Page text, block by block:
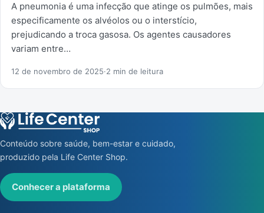
A pneumonia é uma infecção que atinge os pulmões, mais
especificamente os alvéolos ou o interstício,
prejudicando a troca gasosa. Os agentes causadores
variam entre…
12 de novembro de 2025·2 min de leitura
Conteúdo sobre saúde, bem-estar e cuidado,
produzido pela Life Center Shop.
Conhecer a plataforma